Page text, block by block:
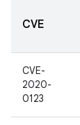
CVE
CVE-
2020-
0123